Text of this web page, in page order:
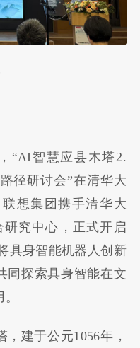
“AI智慧应县木塔2.
径研讨会”在清华大
想集团携手清华大
究中心，正式开启
具身智能机器人创新
同探索具身智能在文
建于公元1056年，